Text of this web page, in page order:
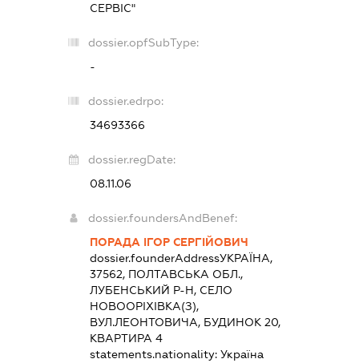
СЕРВІС"
dossier.opfSubType:
-
dossier.edrpo:
34693366
dossier.regDate:
08.11.06
dossier.foundersAndBenef:
ПОРАДА ІГОР СЕРГІЙОВИЧ
dossier.founderAddressУКРАЇНА,
37562, ПОЛТАВСЬКА ОБЛ.,
ЛУБЕНСЬКИЙ Р-Н, СЕЛО
НОВООРІХІВКА(З),
ВУЛ.ЛЕОНТОВИЧА, БУДИНОК 20,
КВАРТИРА 4
statements.nationality:Україна